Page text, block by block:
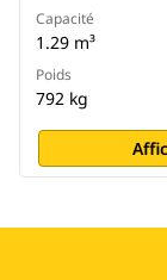
Capacité
1.29 m³
Poids
792 kg